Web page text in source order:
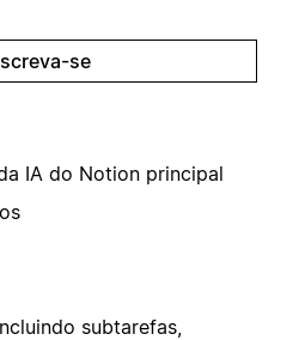
se
IA do Notion principal
subtarefas,